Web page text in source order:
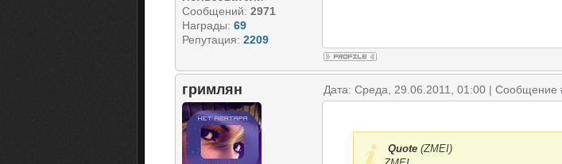
Сообщений: 2971
Награды: 69
Репутация: 2209
гримлян Дата: Среда, 29.06.2011, 01:00 | Сообщение
Quote (ZMEI)